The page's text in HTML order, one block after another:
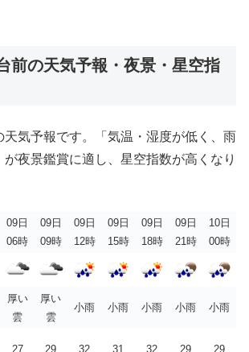
前の天気予報・夜景・星空指
天気予報です。「気温・湿度が低く、雨
が夜景鑑賞に適し、星空指数が高くなり
09日
06時
09日
09時
09日
12時
09日
15時
09日
18時
09日
21時
10日
00時
厚い
雲
厚い
雲
小雨 小雨 小雨 小雨 小雨
27 29 32 31 32 29 29